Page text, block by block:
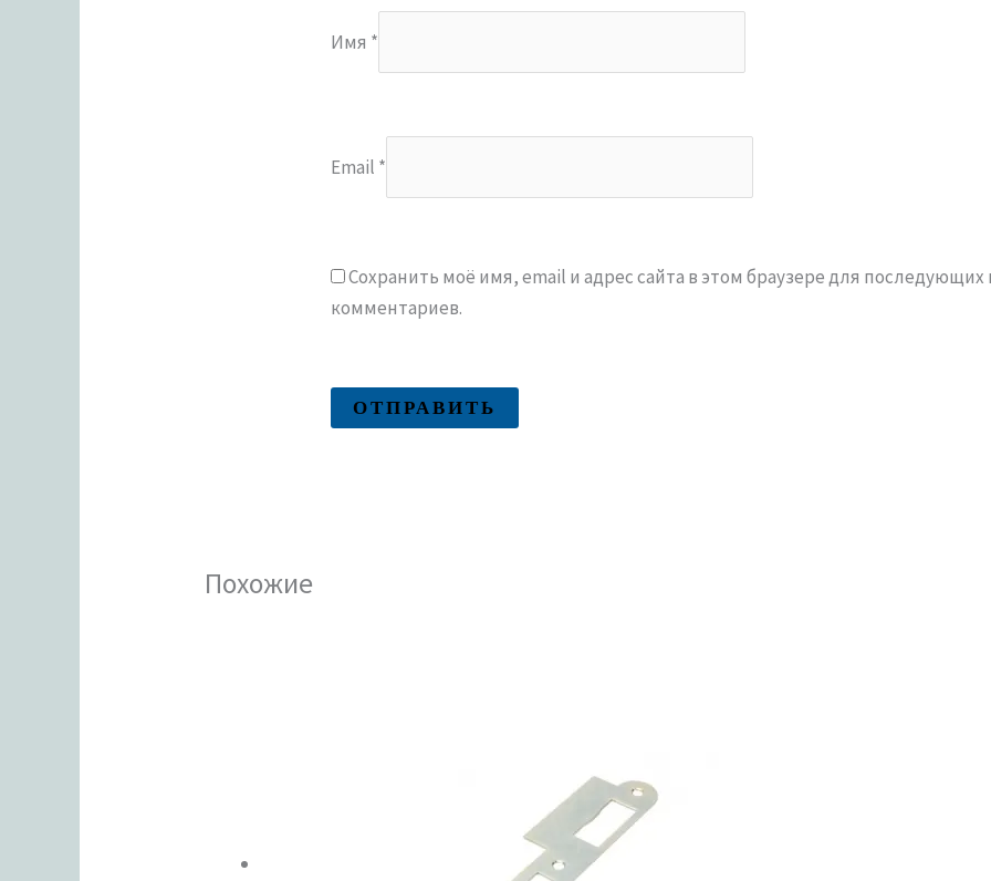
Имя *
Email *
Сохранить моё имя, email и адрес сайта в этом браузере для последующих
комментариев.
Похожие